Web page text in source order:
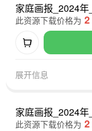
家庭画报_2024年
此资源下载价格为 2
展开信息
家庭画报_2024年
此资源下载价格为 2